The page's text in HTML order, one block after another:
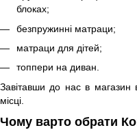
блоках;
безпружинні матраци;
матраци для дітей;
топпери на диван.
Завітавши до нас в магазин
місці.
Чому варто обрати